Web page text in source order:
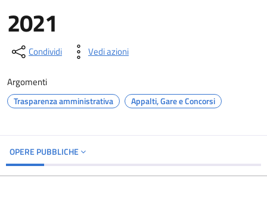
2021
Condividi Vedi azioni
Argomenti
Trasparenza amministrativa Appalti, Gare e Concorsi
OPERE PUBBLICHE